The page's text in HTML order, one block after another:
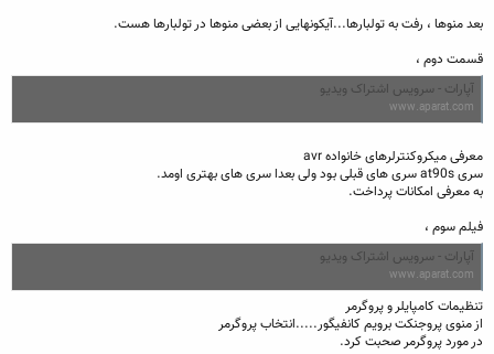
بعد منوها ، رفت به تولبارها...آیکونهایی از بعضی منوها در تولبارها هست.
قسمت دوم ،
آپارات - سرویس اشتراک ویدیو
www.aparat.com
معرفی میکروکنترلرهای خانواده avr
سری at90s سری های قبلی بود ولی بعدا سری های بهتری اومد.
به معرفی امکانات پرداخت.
فیلم سوم ،
آپارات - سرویس اشتراک ویدیو
www.aparat.com
تنظیمات کامپایلر و پروگرمر
از منوی پروجنکت برویم کانفیگور.....انتخاب پروگرمر
در مورد پروگرمر صحبت کرد.